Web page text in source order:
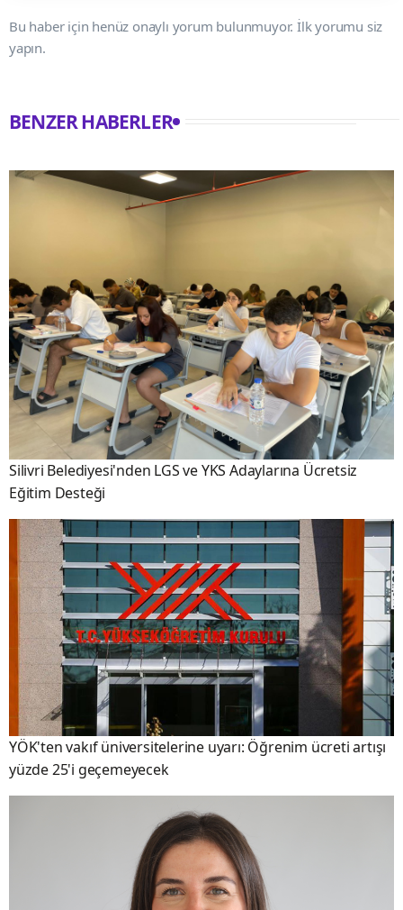
Bu haber için henüz onaylı yorum bulunmuyor. İlk yorumu siz
yapın.
BENZER HABERLER
Silivri Belediyesi'nden LGS ve YKS Adaylarına Ücretsiz
Eğitim Desteği
YÖK'ten vakıf üniversitelerine uyarı: Öğrenim ücreti artışı
yüzde 25'i geçemeyecek